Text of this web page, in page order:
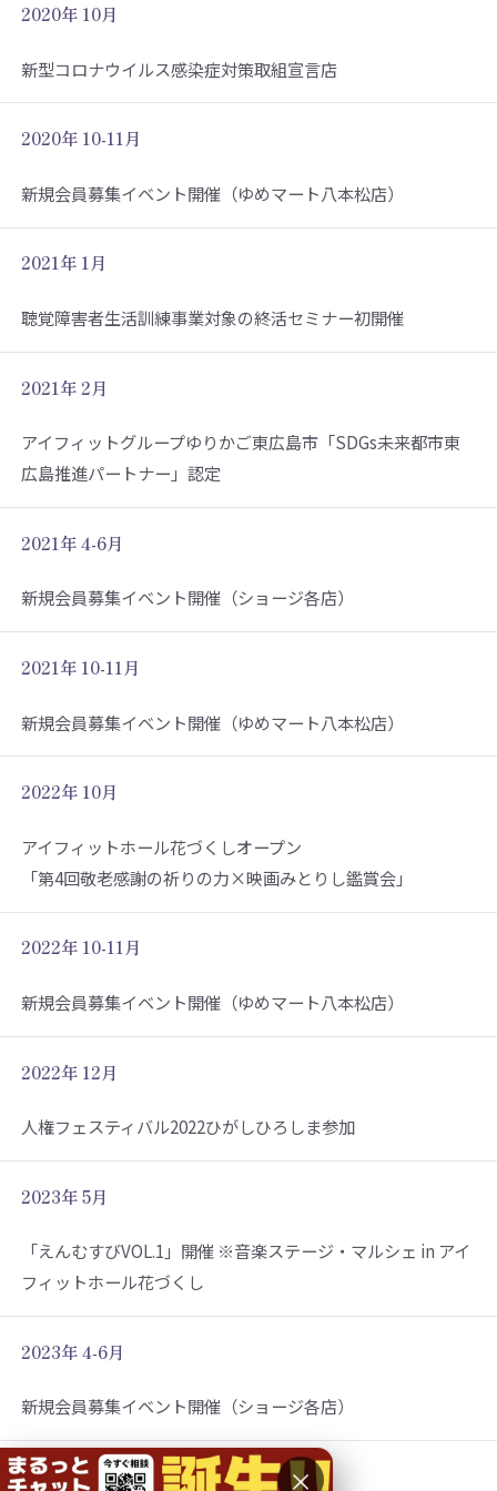
2020年 10月
新型コロナウイルス感染症対策取組宣言店
2020年 10-11月
新規会員募集イベント開催（ゆめマート八本松店）
2021年 1月
聴覚障害者生活訓練事業対象の終活セミナー初開催
2021年 2月
アイフィットグループゆりかご東広島市「SDGs未来都市東
広島推進パートナー」認定
2021年 4-6月
新規会員募集イベント開催（ショージ各店）
2021年 10-11月
新規会員募集イベント開催（ゆめマート八本松店）
2022年 10月
アイフィットホール花づくしオープン
「第4回敬老感謝の祈りの力×映画みとりし鑑賞会」
2022年 10-11月
新規会員募集イベント開催（ゆめマート八本松店）
2022年 12月
人権フェスティバル2022ひがしひろしま参加
2023年 5月
「えんむすびVOL.1」開催 ※音楽ステージ・マルシェ in アイ
フィットホール花づくし
2023年 4-6月
新規会員募集イベント開催（ショージ各店）
2023年 6月 ×